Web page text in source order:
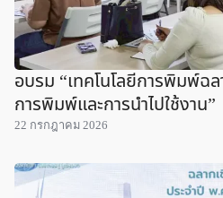
อบรม “เทคโนโลยีการพิมพ์ฉ
การพิมพ์และการนำไปใช้งาน”
22 กรกฎาคม 2026